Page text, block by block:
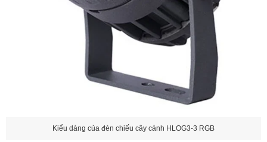
Kiểu dáng của đèn chiếu cây cảnh HLOG3-3 RGB